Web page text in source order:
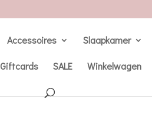
Accessoires Slaapkamer
Giftcards SALE Winkelwagen